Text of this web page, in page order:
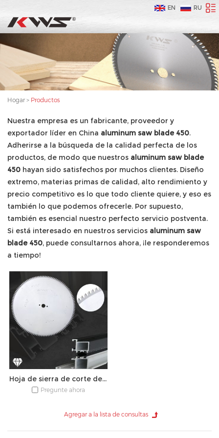
EN RU
Hogar> Productos
Nuestra empresa es un fabricante, proveedor y
exportador líder en China aluminum saw blade 450.
Adherirse a la búsqueda de la calidad perfecta de los
productos, de modo que nuestros aluminum saw blade
450 hayan sido satisfechos por muchos clientes. Diseño
extremo, materias primas de calidad, alto rendimiento y
precio competitivo es lo que todo cliente quiere, y eso es
también lo que podemos ofrecerle. Por supuesto,
también es esencial nuestro perfecto servicio postventa.
Si está interesado en nuestros servicios aluminum saw
blade 450, puede consultarnos ahora, ¡le responderemos
a tiempo!
Hoja de sierra de corte de aluminio PCD
Pregunte ahora